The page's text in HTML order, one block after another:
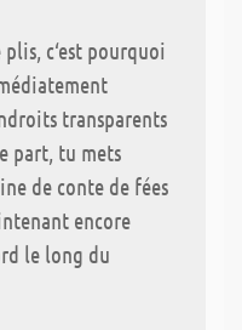
c‘est pourquoi
transparents
part, tu mets
de conte de fées
encore
le long du